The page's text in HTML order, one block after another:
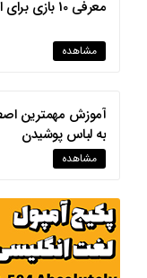
معرفی 10 بازی برای افزایش تمرکز
مشاهده
آموزش مهمترین
به لباس پوشیدن
مشاهده